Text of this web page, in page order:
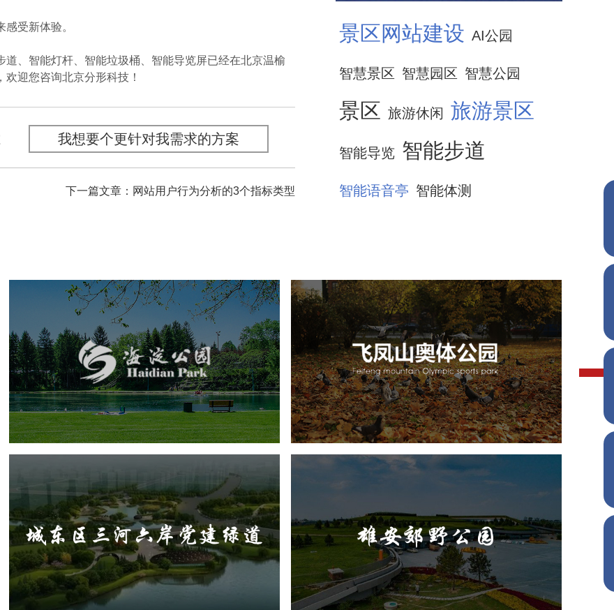
受新体验。
、智能灯杆、智能垃圾桶、智能导览屏已经在北京温榆
迎您咨询北京分形科技！
我想要个更针对我需求的方案
下一篇文章：网站用户行为分析的3个指标类型
景区网站建设 AI公园
智慧景区 智慧园区 智慧公园
景区 旅游休闲 旅游景区
智能导览 智能步道
智能语音亭 智能体测
海淀公园
旅游休闲 公园 AI人工智能
智慧公园
智能步道
智能大数据平台
AR太极
智能语音亭
飞凤山奥体公园
旅游休闲 公园 AI人工智能
智慧公园
智慧体育公园
智能步道
智能大数据平台
AR太极
智能体测
城东区三河六岸党建绿道
旅游休闲 公园 AI人工智能
智慧公园
智能步道
AR太极 智能大数据平台
旅游休闲 公园 AI人工智能
智慧公园
智能灯杆
智能照明系统 智能垃圾桶